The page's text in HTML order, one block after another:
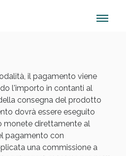
il pagamento viene
l'importo in contanti al
consegna del prodotto
dovrà essere eseguito
monete direttamente al
pagamento con
una commissione a